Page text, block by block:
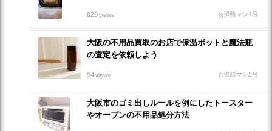
829views お掃除マン1号
大阪の不用品買取のお店で保温ポットと魔法瓶
の査定を依頼しよう
94views お掃除マン2号
大阪市のゴミ出しルールを例にしたトースター
やオーブンの不用品処分方法